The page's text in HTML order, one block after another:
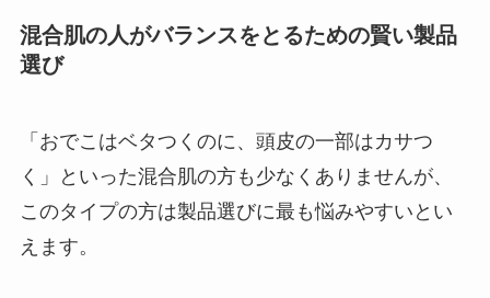
混合肌の人がバランスをとるための賢い製品
選び
「おでこはベタつくのに、頭皮の一部はカサつ
く」といった混合肌の方も少なくありませんが、
このタイプの方は製品選びに最も悩みやすいとい
えます。